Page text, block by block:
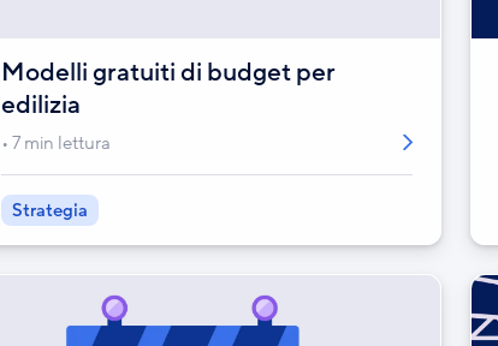
Modelli gratuiti di budget per
edilizia
7 min lettura
Strategia